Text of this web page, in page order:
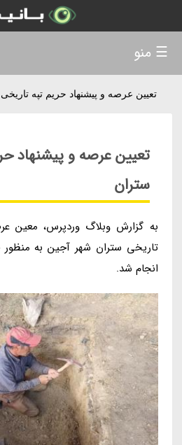
تعیین عرصه و پیشنهاد حریم تپه
تعیین عرصه و پیشنهاد
ستران
به گزارش وبلاگ وردپرس، معین
تاریخی ستران شهر آجین به
انجام شد.
☰ منو